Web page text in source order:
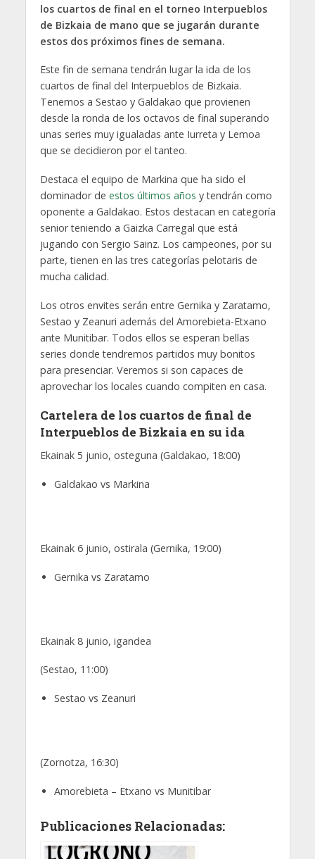
los cuartos de final en el torneo Interpueblos
de Bizkaia de mano que se jugarán durante
estos dos próximos fines de semana.
Este fin de semana tendrán lugar la ida de los
cuartos de final del Interpueblos de Bizkaia.
Tenemos a Sestao y Galdakao que provienen
desde la ronda de los octavos de final superando
unas series muy igualadas ante Iurreta y Lemoa
que se decidieron por el tanteo.
Destaca el equipo de Markina que ha sido el
dominador de estos últimos años y tendrán como
oponente a Galdakao. Estos destacan en categoría
senior teniendo a Gaizka Carregal que está
jugando con Sergio Sainz. Los campeones, por su
parte, tienen en las tres categorías pelotaris de
mucha calidad.
Los otros envites serán entre Gernika y Zaratamo,
Sestao y Zeanuri además del Amorebieta-Etxano
ante Munitibar. Todos ellos se esperan bellas
series donde tendremos partidos muy bonitos
para presenciar. Veremos si son capaces de
aprovechar los locales cuando compiten en casa.
Cartelera de los cuartos de final de
Interpueblos de Bizkaia en su ida
Ekainak 5 junio, osteguna (Galdakao, 18:00)
Galdakao vs Markina
Ekainak 6 junio, ostirala (Gernika, 19:00)
Gernika vs Zaratamo
Ekainak 8 junio, igandea
(Sestao, 11:00)
Sestao vs Zeanuri
(Zornotza, 16:30)
Amorebieta – Etxano vs Munitibar
Publicaciones Relacionadas: